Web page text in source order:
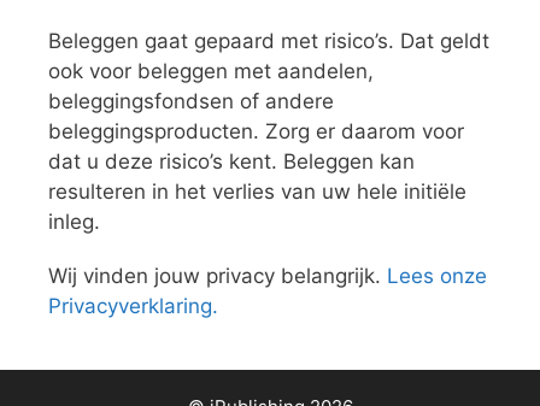
Beleggen gaat gepaard met risico’s. Dat geldt
ook voor beleggen met aandelen,
beleggingsfondsen of andere
beleggingsproducten. Zorg er daarom voor
dat u deze risico’s kent. Beleggen kan
resulteren in het verlies van uw hele initiële
inleg.
Wij vinden jouw privacy belangrijk. Lees onze
Privacyverklaring.